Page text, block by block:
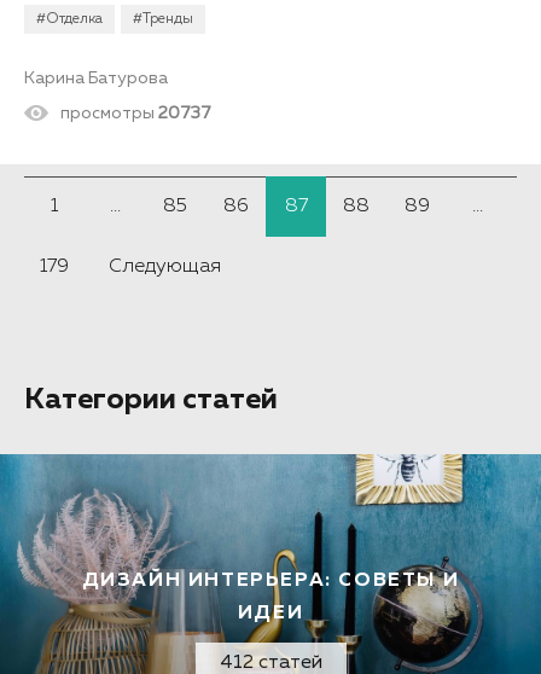
#Отделка #Тренды
Карина Батурова
просмотры 20737
1 ... 85 86 87 88 89 ...
179 Следующая
Категории статей
ДИЗАЙН ИНТЕРЬЕРА: СОВЕТЫ И
ИДЕИ
412 статей